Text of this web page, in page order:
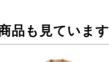
品も見ています